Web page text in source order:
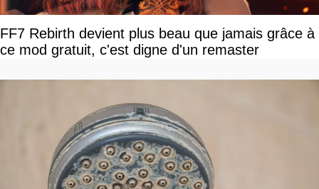
FF7 Rebirth devient plus beau que jamais grâce à
ce mod gratuit, c'est digne d'un remaster